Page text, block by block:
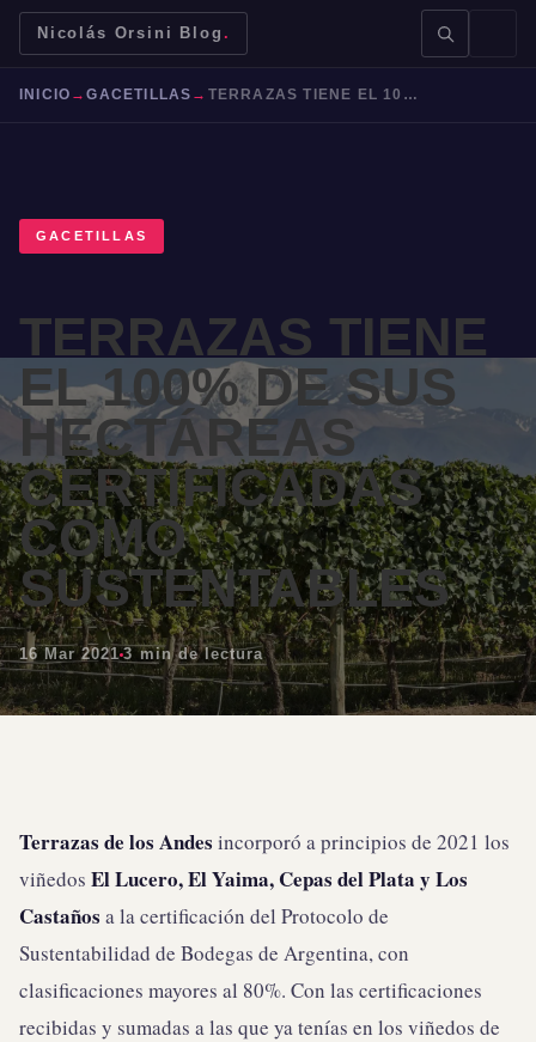
Nicolás Orsini Blog .
Mendoza Malbec Bodegas Jujuy
INICIO →GACETILLAS → TERRAZAS TIENE EL 100% DE SUS HECTÁREAS CERTIFICADAS COMO SUSTENTABLES
GACETILLAS
TERRAZAS TIENE
EL 100% DE SUS
HECTÁREAS
CERTIFICADAS
COMO
SUSTENTABLES
16 Mar 2021 3 min de lectura
Terrazas de los Andes incorporó a principios de 2021 los
viñedos El Lucero, El Yaima, Cepas del Plata y Los
Castaños a la certificación del Protocolo de
Sustentabilidad de Bodegas de Argentina, con
clasificaciones mayores al 80%. Con las certificaciones
recibidas y sumadas a las que ya tenías en los viñedos de